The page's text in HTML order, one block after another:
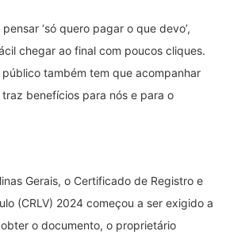
‘só quero pagar o que devo’,
chegar ao final com poucos cliques.
também tem que acompanhar
benefícios para nós e para o
Gerais, o Certificado de Registro e
(CRLV) 2024 começou a ser exigido a
o documento, o proprietário